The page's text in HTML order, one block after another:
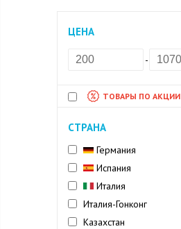
ЦЕНА
-
ТОВАРЫ ПО АКЦИИ
СТРАНА
Германия
Испания
Италия
Италия-Гонконг
Казахстан